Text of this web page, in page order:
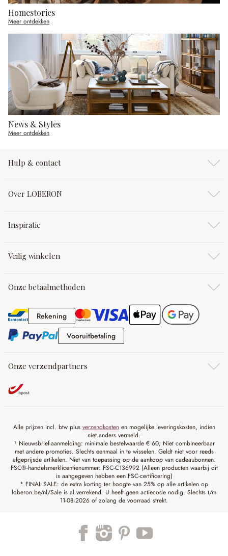
Homestories
Meer ontdekken
News & Styles
Meer ontdekken
Hulp & contact
Over LOBERON
Inspiratie
Veilig winkelen
Onze betaalmethoden
RekeningRekening
VooruitbetalingVooruitbetaling
Onze verzendpartners
Alle prijzen incl. btw plus verzendkostenen mogelijke leveringskosten, indien
niet anders vermeld.
¹ Nieuwsbrief-aanmelding: minimale bestelwaarde € 60; Niet combineerbaar
met andere promoties. Slechts eenmaal in te wisselen. Geldt niet voor reeds
afgeprijsde artikelen. Niet van toepassing op de aankoop van cadeaubonnen.
FSC®-handelsmerklicentienummer: FSC-C136992 (Alleen producten waarbij dit
is aangegeven hebben een FSC-certificering)
* FINAL SALE: de extra korting ter hoogte van 25% op alle artikelen op
loberon.be/nl/Sale is al verrekend. U heeft geen actiecode nodig. Slechts t/m
11-08-2026 of zolang de voorraad strekt.